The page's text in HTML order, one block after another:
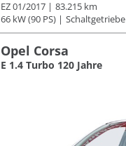
EZ 01/2017
83.215 km
66 kW (90 PS)
Schaltgetriebe
Opel Corsa
E 1.4 Turbo 120 Jahre